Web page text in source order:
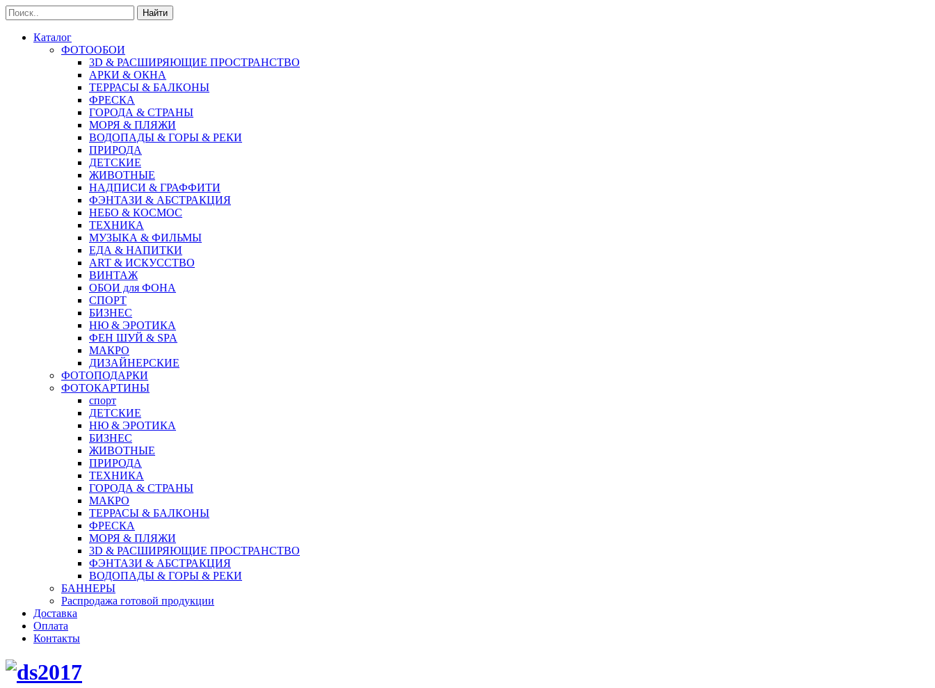
Найти
Каталог
ФОТООБОИ
3D & РАСШИРЯЮЩИЕ ПРОСТРАНСТВО
АРКИ & ОКНА
ТЕРРАСЫ & БАЛКОНЫ
ФРЕСКА
ГОРОДА & СТРАНЫ
МОРЯ & ПЛЯЖИ
ВОДОПАДЫ & ГОРЫ & РЕКИ
ПРИРОДА
ДЕТСКИЕ
ЖИВОТНЫЕ
НАДПИСИ & ГРАФФИТИ
ФЭНТАЗИ & АБСТРАКЦИЯ
НЕБО & КОСМОС
ТЕХНИКА
МУЗЫКА & ФИЛЬМЫ
ЕДА & НАПИТКИ
ART & ИСКУССТВО
ВИНТАЖ
ОБОИ для ФОНА
СПОРТ
БИЗНЕС
НЮ & ЭРОТИКА
ФЕН ШУЙ & SPA
МАКРО
ДИЗАЙНЕРСКИЕ
ФОТОПОДАРКИ
ФОТОКАРТИНЫ
спорт
ДЕТСКИЕ
НЮ & ЭРОТИКА
БИЗНЕС
ЖИВОТНЫЕ
ПРИРОДА
ТЕХНИКА
ГОРОДА & СТРАНЫ
МАКРО
ТЕРРАСЫ & БАЛКОНЫ
ФРЕСКА
МОРЯ & ПЛЯЖИ
3D & РАСШИРЯЮЩИЕ ПРОСТРАНСТВО
ФЭНТАЗИ & АБСТРАКЦИЯ
ВОДОПАДЫ & ГОРЫ & РЕКИ
БАННЕРЫ
Распродажа готовой продукции
Доставка
Оплата
Контакты